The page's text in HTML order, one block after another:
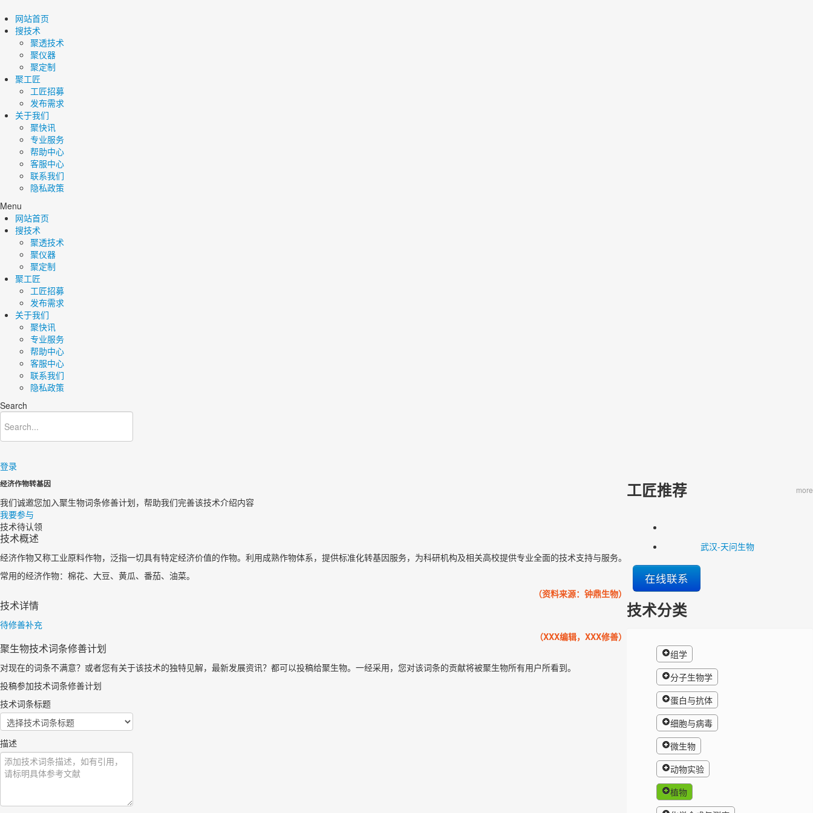
网站首页
搜技术
聚透技术
聚仪器
聚定制
聚工匠
工匠招募
发布需求
关于我们
聚快讯
专业服务
帮助中心
客服中心
联系我们
隐私政策
Menu
网站首页
搜技术
聚透技术
聚仪器
聚定制
聚工匠
工匠招募
发布需求
关于我们
聚快讯
专业服务
帮助中心
客服中心
联系我们
隐私政策
Search
登录
经济作物转基因
我们诚邀您加入聚生物词条修善计划，帮助我们完善该技术介绍内容​
我要参与
技术待认领
技术概述
经济作物又称工业原料作物，泛指一切具有特定经济价值的作物。利用成熟作物体系，提供标准化转基因服务，为科研机构及相关高校提供专业全面的技术支持与服务。
常用的经济作物：棉花、大豆、黄瓜、番茄、油菜。
（资料来源：钟鼎生物）
技术详情
待修善补充
（XXX编辑，XXX修善）
聚生物技术词条修善计划
对现在的词条不满意？或者您有关于该技术的独特见解，最新发展资讯？都可以投稿给聚生物。一经采用，您对该词条的贡献将被聚生物所有用户所看到。
投稿参加技术词条修善计划
技术词条标题
描述
工匠推荐 more
武汉-天问生物
在线联系
技术分类
组学
分子生物学
蛋白与抗体
细胞与病毒
微生物
动物实验
植物